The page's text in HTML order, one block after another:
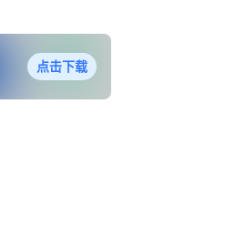
点击下载